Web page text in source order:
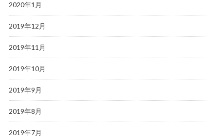
2020年1月
2019年12月
2019年11月
2019年10月
2019年9月
2019年8月
2019年7月